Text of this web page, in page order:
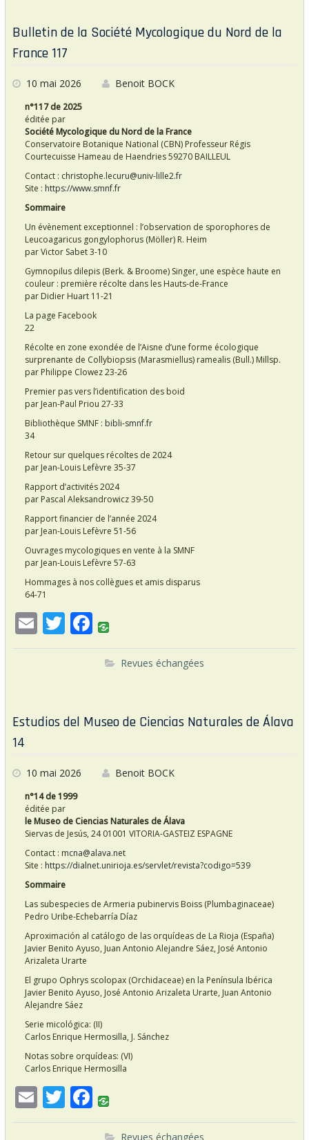
o
o
Bulletin de la Société Mycologique du Nord de la
France 117
10 mai 2026 Benoit BOCK
n°117 de 2025
éditée par
Société Mycologique du Nord de la France
Conservatoire Botanique National (CBN) Professeur Régis
Courtecuisse Hameau de Haendries 59270 BAILLEUL
Contact : christophe.lecuru@univ-lille2.fr
Site : https://www.smnf.fr
Sommaire
Un évènement exceptionnel : l’observation de sporophores de
Leucoagaricus gongylophorus (Möller) R. Heim
par Victor Sabet 3-10
Gymnopilus dilepis (Berk. & Broome) Singer, une espèce haute en
couleur : première récolte dans les Hauts-de-France
par Didier Huart 11-21
La page Facebook
22
Récolte en zone exondée de l’Aisne d’une forme écologique
surprenante de Collybiopsis (Marasmiellus) ramealis (Bull.) Millsp.
par Philippe Clowez 23-26
Premier pas vers l’identification des boid
par Jean-Paul Priou 27-33
Bibliothèque SMNF : bibli-smnf.fr
34
Retour sur quelques récoltes de 2024
par Jean-Louis Lefèvre 35-37
Rapport d’activités 2024
par Pascal Aleksandrowicz 39-50
Rapport financier de l’année 2024
par Jean-Louis Lefèvre 51-56
Ouvrages mycologiques en vente à la SMNF
par Jean-Louis Lefèvre 57-63
Hommages à nos collègues et amis disparus
64-71
E T F
o
o
Revues échangées
Estudios del Museo de Ciencias Naturales de Álava
14
10 mai 2026 Benoit BOCK
n°14 de 1999
éditée par
le Museo de Ciencias Naturales de Álava
Siervas de Jesús, 24 01001 VITORIA-GASTEIZ ESPAGNE
Contact : mcna@alava.net
Site : https://dialnet.unirioja.es/servlet/revista?codigo=539
Sommaire
Las subespecies de Armeria pubinervis Boiss (Plumbaginaceae)
Pedro Uribe-Echebarría Díaz
Aproximación al catálogo de las orquídeas de La Rioja (España)
Javier Benito Ayuso, Juan Antonio Alejandre Sáez, José Antonio
Arizaleta Urarte
El grupo Ophrys scolopax (Orchidaceae) en la Península Ibérica
Javier Benito Ayuso, José Antonio Arizaleta Urarte, Juan Antonio
Alejandre Sáez
Serie micológica: (II)
Carlos Enrique Hermosilla, J. Sánchez
Notas sobre orquídeas: (VI)
Carlos Enrique Hermosilla
E T F
Revues échangées